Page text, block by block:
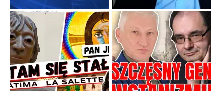
Boskie przestrogi na trudne czasy. Maryjna alternatywa dla
cyfrowego świata
Święte orędzia w cieniu smartfonów....
Popularne